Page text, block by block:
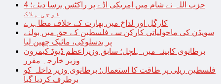
حزب اللہ نے شام میں امریکی اڈے پر راکٹس برسا دیئے؛ 4
فوجی ہلاک
کارگل اور لداخ میں بھارت کے خلاف مظاہرے
سویڈن کی ماحولیاتی کارکن سے فلسطین کے حق میں بولنے
پر بدسلوکی، مائیک چھین لیا
برطانوی کابینہ میں ہلچل؛ سابق وزیراعظم ڈیوڈ کیمرون
وزیر خارجہ مقرر
فلسطین ریلی پر طاقت کا استعمال؛ برطانوی وزیر داخلہ کو
برطرف کردیا گیا